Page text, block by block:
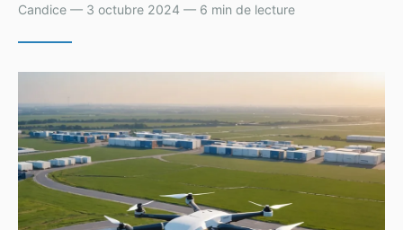
Candice — 3 octubre 2024 — 6 min de lecture